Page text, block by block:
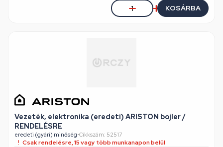
KOSÁRBA
Vezeték, elektronika (eredeti) ARISTON bojler /
RENDELÉSRE
eredeti (gyári) minőség•Cikkszám: 52517
Csak rendelésre, 15 vagy több munkanapon belül